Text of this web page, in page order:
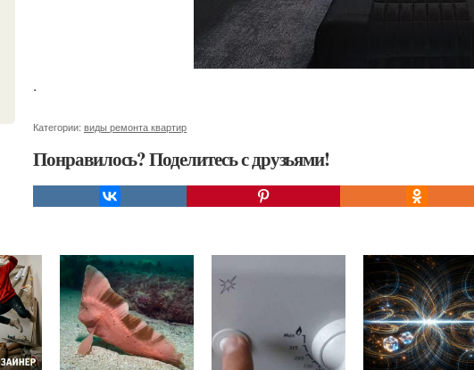
.
Категории: виды ремонта квартир
Понравилось? Поделитесь с друзьями!